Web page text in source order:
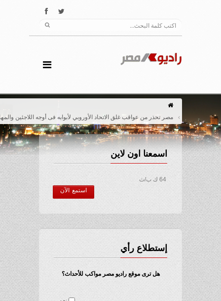
مصر تحذر من عواقب غلق الاتحاد الأوروبي لأبوابه فى أوجه اللاجئين والمهاجرين
اسمعنا اون لاين
64 ك ب/ث
استمع الآن
إستطلاع رأي
هل ترى موقع راديو مصر مواكب للأحداث؟